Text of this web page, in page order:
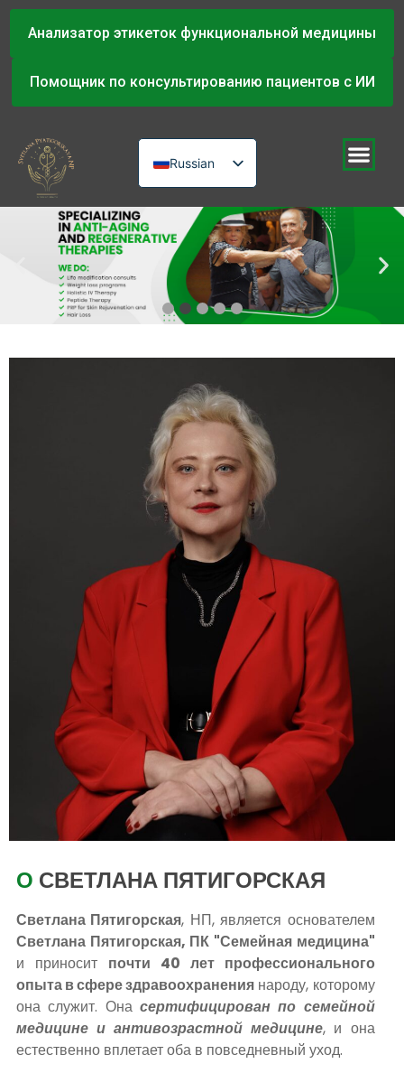
Анализатор этикеток функциональной медицины
Помощник по консультированию пациентов с ИИ
Russian
English
Urdu
О СВЕТЛАНА ПЯТИГОРСКАЯ
Светлана Пятигорская, НП, является основателем
Светлана Пятигорская, ПК "Семейная медицина"
и приносит почти 40 лет профессионального
опыта в сфере здравоохранения народу, которому
она служит. Она сертифицирован по семейной
медицине и антивозрастной медицине, и она
естественно вплетает оба в повседневный уход.